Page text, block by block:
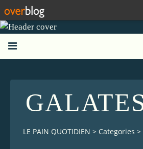
LE PAIN QUOTIDIEN > Categories >